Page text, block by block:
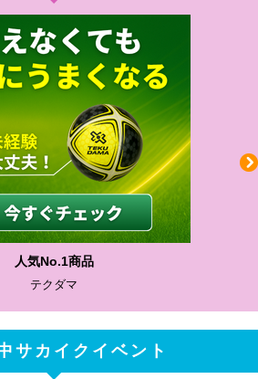
人気No.1商品
テクダマ
サカイクイベント